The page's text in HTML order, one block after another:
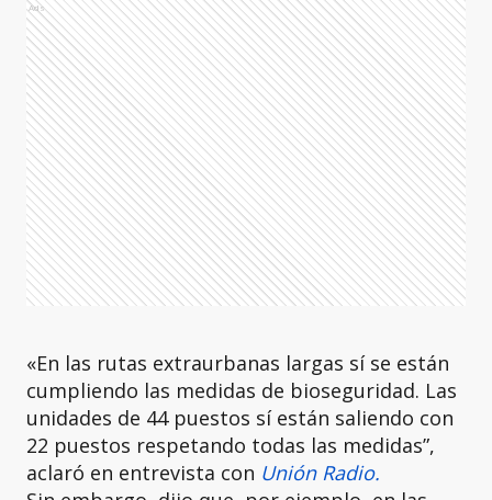
Ads
«En las rutas extraurbanas largas sí se están
cumpliendo las medidas de bioseguridad. Las
unidades de 44 puestos sí están saliendo con
22 puestos respetando todas las medidas”,
aclaró en entrevista con Unión Radio.